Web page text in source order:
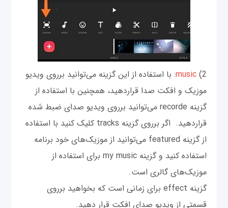
2)
music: با استفاده از این گزینه می‌توانید برروی ویدیو
موزیک و افکت صدا قراردهید، همچنین با استفاده از
گزینه recorde می‌توانید برروی ویدیو صدای ضبط شده
قراردهید. اگر برروی گزینه tracks کلیک کنید با استفاده
از گزینه featured می‌توانید از موزیک‌های خود برنامه
استفاده کنید و گزینه my music برای استفاده از
موزیک‌های گالری است.
گزینه effect برای زمانی است که بخواهید برروی
قسمتی از ویدیو صدای افکت قرار دهید.